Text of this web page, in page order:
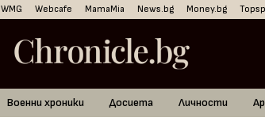
WMG Webcafe MamaMia News.bg Money.bg
Военни хроники Досиета Личности